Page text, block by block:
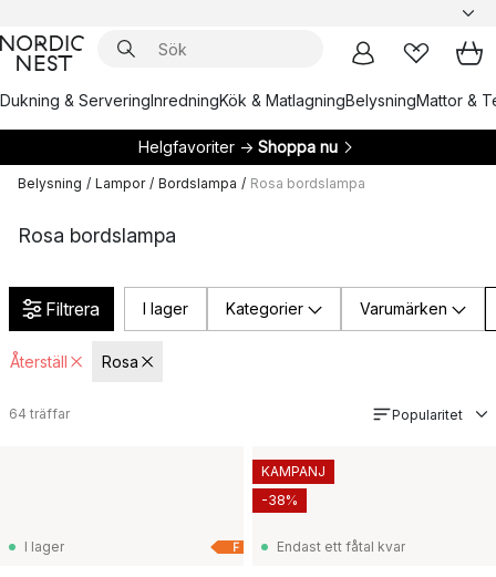
Dukning & ServeringInredningKök & MatlagningBelysningMattor &
Helgfavoriter → Shoppa nu
Belysning / Lampor / Bordslampa / Rosa bordslampa
Rosa bordslampa
Filtrera I lager Kategorier Varumärken
Återställ Rosa
64 träffar Popularitet
F
I lager Endast ett fåtal kvar
KAMPANJ
-38%